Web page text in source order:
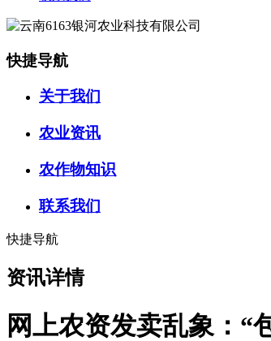
快捷导航
关于我们
农业资讯
农作物知识
联系我们
快捷导航
资讯详情
网上农资发卖乱象：“